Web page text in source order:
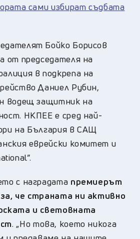
сами избират съдбата
Бойко Борисов
от председателя на
в подкрепа на
Даниел Рубин,
водещ защитник на
НКПЕЕ е сред най-
на България в САЩ
еврейски комитет и
с наградата премиерът
че страната ни активно
и световната
. „Но това, което никога